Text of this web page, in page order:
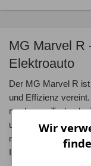
MG Marvel R
Elektroauto
Der MG Marvel R
und Effizienz
modernen
umweltbewusste
nur mit seiner
Innenraum und einer
Wir